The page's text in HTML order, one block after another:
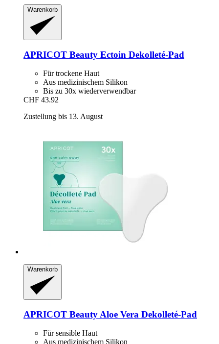
Warenkorb
APRICOT Beauty Ectoin Dekolleté-​Pad
Für trockene Haut
Aus medizinischem Silikon
Bis zu 30x wiederverwendbar
CHF 43.92
Zustellung bis 13. August
Warenkorb
APRICOT Beauty Aloe Vera Dekolleté-​Pad
Für sensible Haut
Aus medizinischem Silikon